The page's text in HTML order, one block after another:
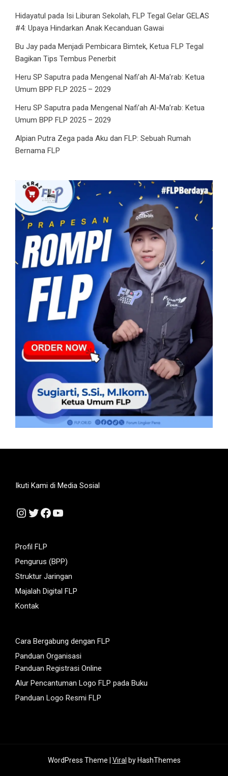
Hidayatul pada Isi Liburan Sekolah, FLP Tegal Gelar GELAS
#4: Upaya Hindarkan Anak Kecanduan Gawai
Bu Jay pada Menjadi Pembicara Bimtek, Ketua FLP Tegal
Bagikan Tips Tembus Penerbit
Heru SP Saputra pada Mengenal Nafi’ah Al-Ma’rab: Ketua
Umum BPP FLP 2025 – 2029
Heru SP Saputra pada Mengenal Nafi’ah Al-Ma’rab: Ketua
Umum BPP FLP 2025 – 2029
Alpian Putra Zega pada Aku dan FLP: Sebuah Rumah
Bernama FLP
Ikuti Kami di Media Sosial
Instagram
Twitter
Facebook
YouTube
Profil FLP
Pengurus (BPP)
Struktur Jaringan
Majalah Digital FLP
Kontak
Cara Bergabung dengan FLP
Panduan Organisasi
Panduan Registrasi Online
Alur Pencantuman Logo FLP pada Buku
Panduan Logo Resmi FLP
WordPress Theme | Viral by HashThemes